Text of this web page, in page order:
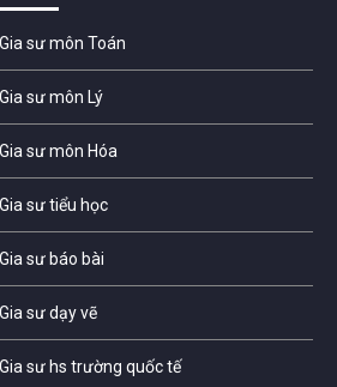
Gia sư môn Toán
Gia sư môn Lý
Gia sư môn Hóa
Gia sư tiểu học
Gia sư báo bài
Gia sư dạy vẽ
Gia sư hs trường quốc tế